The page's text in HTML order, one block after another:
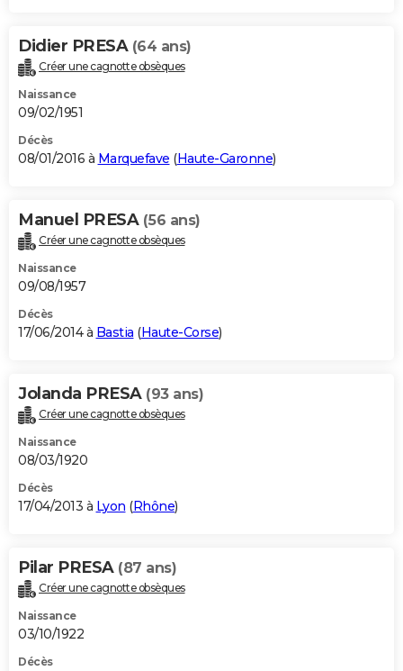
Didier PRESA (64 ans)
Créer une cagnotte obsèques
Naissance
09/02/1951
Décès
08/01/2016 à Marquefave (Haute-Garonne)
Manuel PRESA (56 ans)
Créer une cagnotte obsèques
Naissance
09/08/1957
Décès
17/06/2014 à Bastia (Haute-Corse)
Jolanda PRESA (93 ans)
Créer une cagnotte obsèques
Naissance
08/03/1920
Décès
17/04/2013 à Lyon (Rhône)
Pilar PRESA (87 ans)
Créer une cagnotte obsèques
Naissance
03/10/1922
Décès